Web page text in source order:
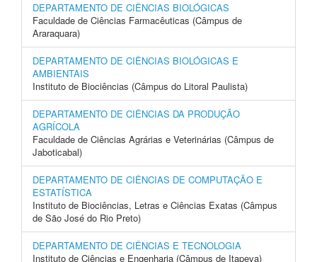
DEPARTAMENTO DE CIÊNCIAS BIOLÓGICAS
Faculdade de Ciências Farmacêuticas (Câmpus de
Araraquara)
DEPARTAMENTO DE CIÊNCIAS BIOLÓGICAS E
AMBIENTAIS
Instituto de Biociências (Câmpus do Litoral Paulista)
DEPARTAMENTO DE CIÊNCIAS DA PRODUÇÃO
AGRÍCOLA
Faculdade de Ciências Agrárias e Veterinárias (Câmpus de
Jaboticabal)
DEPARTAMENTO DE CIÊNCIAS DE COMPUTAÇÃO E
ESTATÍSTICA
Instituto de Biociências, Letras e Ciências Exatas (Câmpus
de São José do Rio Preto)
DEPARTAMENTO DE CIÊNCIAS E TECNOLOGIA
Instituto de Ciências e Engenharia (Câmpus de Itapeva)